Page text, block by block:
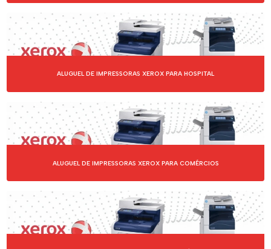
LOCAÇÕES DE SCANNERS
OUTSOURCING DE IMPRESSÕES
SERVIÇOS DE LOCAÇÃO DE IMPRESSORAS
SERVIÇOS DE OUTSOURCING DE IMPRESSÃO
TERCEIRIZAÇÃO DE IMPRESSÕES
ALUGUEL DE IMPRESSORAS XEROX PARA HOSPITAL
ALUGUEL DE IMPRESSORAS XEROX PARA COMÉRCIOS